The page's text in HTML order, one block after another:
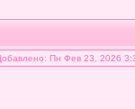
Пн Фев 23, 2026